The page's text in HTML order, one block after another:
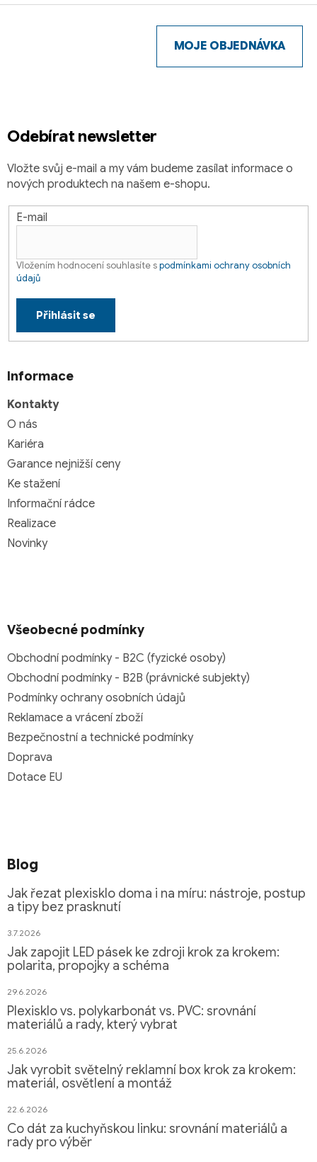
Odebírat newsletter
Vložte svůj e-mail a my vám budeme zasílat informace o
nových produktech na našem e-shopu.
E-mail
Vložením hodnocení souhlasíte spodmínkami ochrany osobních
údajů
Přihlásit se
Informace
Kontakty
O nás
Kariéra
Garance nejnižší ceny
Ke stažení
Informační rádce
Realizace
Novinky
Všeobecné podmínky
Obchodní podmínky - B2C (fyzické osoby)
Obchodní podmínky - B2B (právnické subjekty)
Podmínky ochrany osobních údajů
Reklamace a vrácení zboží
Bezpečnostní a technické podmínky
Doprava
Dotace EU
Blog
Jak řezat plexisklo doma i na míru: nástroje, postup
a tipy bez prasknutí
3.7.2026
Jak zapojit LED pásek ke zdroji krok za krokem:
polarita, propojky a schéma
29.6.2026
Plexisklo vs. polykarbonát vs. PVC: srovnání
materiálů a rady, který vybrat
25.6.2026
Jak vyrobit světelný reklamní box krok za krokem:
materiál, osvětlení a montáž
22.6.2026
Co dát za kuchyňskou linku: srovnání materiálů a
rady pro výběr
MOJE OBJEDNÁVKA